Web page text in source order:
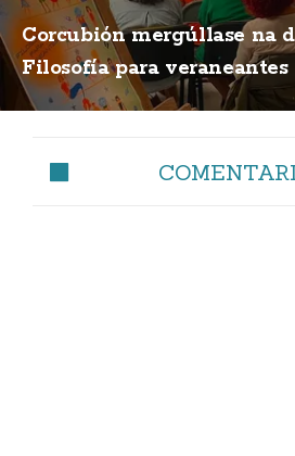
Corcubión mergúllase na
Filosofía para veraneantes